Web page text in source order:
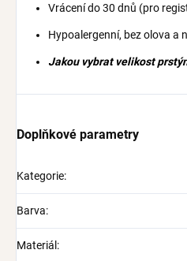
Vrácení do 30 dnů (pro
Hypoalergenní, bez olova a
Jakou vybrat velikost
Doplňkové parametry
Kategorie:
Barva:
Materiál :